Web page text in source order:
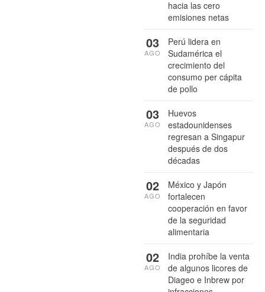
hacia las cero
emisiones netas
Perú lidera en
Sudamérica el
crecimiento del
consumo per cápita
de pollo
03
AGO
Huevos
estadounidenses
regresan a Singapur
después de dos
décadas
03
AGO
México y Japón
fortalecen
cooperación en favor
de la seguridad
alimentaria
02
AGO
India prohíbe la venta
de algunos licores de
Diageo e Inbrew por
02
AGO